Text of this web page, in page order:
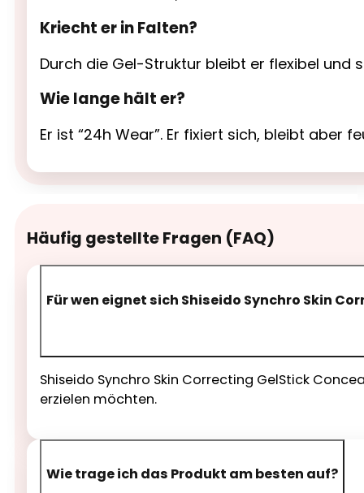
Kriecht er in Falten?
Durch die Gel-Struktur bleibt er flexibel
Wie lange hält er?
Er ist “24h Wear”. Er fixiert sich, bleibt aber
Häufig gestellte Fragen (FAQ)
Für wen eignet sich Shiseido Synchro Skin
Shiseido Synchro Skin Correcting GelStick
erzielen möchten.
Wie trage ich das Produkt am besten auf?